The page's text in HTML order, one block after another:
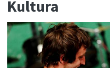
Kultura